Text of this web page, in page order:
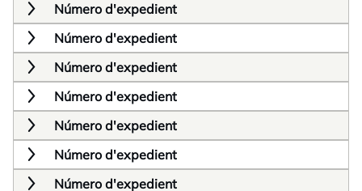
Número d'expedient
Número d'expedient
Número d'expedient
Número d'expedient
Número d'expedient
Número d'expedient
Número d'expedient